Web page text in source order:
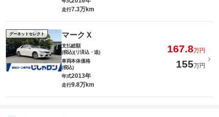
走行7.3万km
グーネットセレクト マークＸ
支払総額
(税込)(リ済込・追)
167.8万円
車両本体価格
(税込)
155万円
年式2013年
走行9.8万km